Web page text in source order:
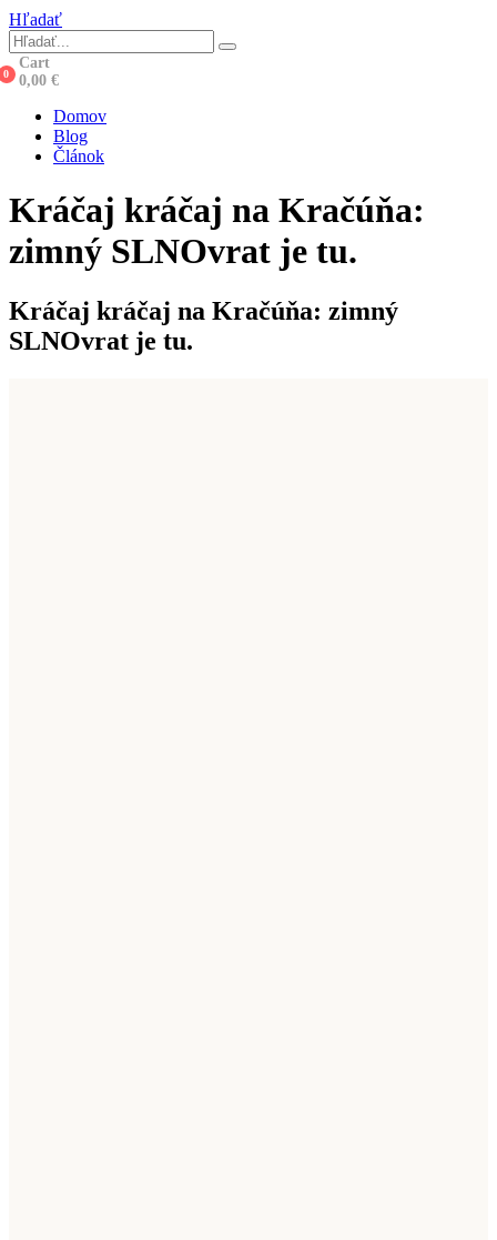
Hľadať
0
Cart
0,00€
Domov
Blog
Článok
Kráčaj kráčaj na Kračúňa:
zimný SLNOvrat je tu.
Kráčaj kráčaj na Kračúňa: zimný
SLNOvrat je tu.